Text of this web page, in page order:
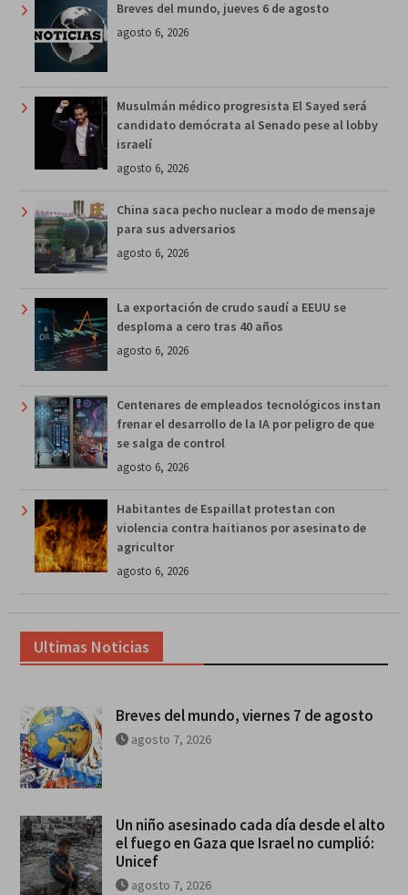
Breves del mundo, jueves 6 de agosto
agosto 6, 2026
Musulmán médico progresista El Sayed será
candidato demócrata al Senado pese al lobby
israelí
agosto 6, 2026
China saca pecho nuclear a modo de mensaje
para sus adversarios
agosto 6, 2026
La exportación de crudo saudí a EEUU se
desploma a cero tras 40 años
agosto 6, 2026
Centenares de empleados tecnológicos instan
frenar el desarrollo de la IA por peligro de que
se salga de control
agosto 6, 2026
Habitantes de Espaillat protestan con
violencia contra haitianos por asesinato de
agricultor
agosto 6, 2026
Ultimas Noticias
Breves del mundo, viernes 7 de agosto
agosto 7, 2026
Un niño asesinado cada día desde el alto
el fuego en Gaza que Israel no cumplió:
Unicef
agosto 7, 2026